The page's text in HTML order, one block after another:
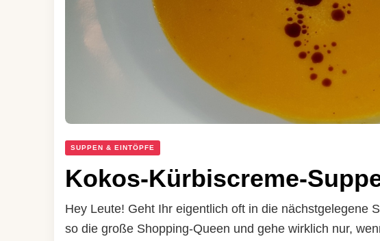
SUPPEN & EINTÖPFE
Kokos-Kürbiscreme-
Hey Leute! Geht Ihr eigentlich oft in die nächstgelegene
so die große Shopping-Queen und gehe wirklich nur,